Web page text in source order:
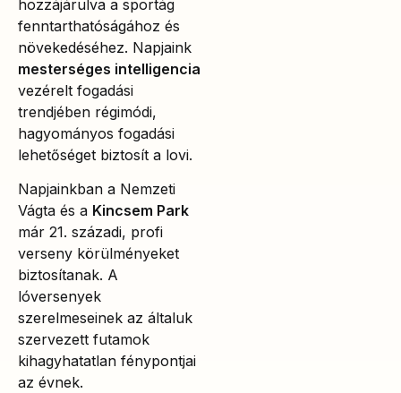
hozzájárulva a sportág
fenntarthatóságához és
növekedéséhez. Napjaink
mesterséges intelligencia
vezérelt fogadási
trendjében régimódi,
hagyományos fogadási
lehetőséget biztosít a lovi.
Napjainkban a Nemzeti
Vágta és a Kincsem Park
már 21. századi, profi
verseny körülményeket
biztosítanak. A
lóversenyek
szerelmeseinek az általuk
szervezett futamok
kihagyhatatlan fénypontjai
az évnek.